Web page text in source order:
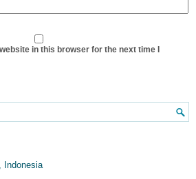
in this browser for the next time I
Indonesia